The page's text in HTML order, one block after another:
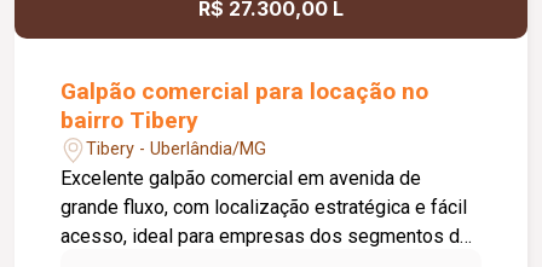
R$ 27.300,00 L
Galpão comercial para locação no
bairro Tibery
Tibery - Uberlândia/MG
Excelente galpão comercial em avenida de
grande fluxo, com localização estratégica e fácil
acesso, ideal para empresas dos segmentos de